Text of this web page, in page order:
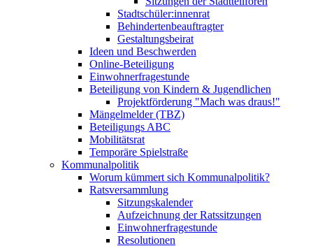
Stadtschüler:innenrat
Behindertenbeauftragter
Gestaltungsbeirat
Ideen und Beschwerden
Online-Beteiligung
Einwohnerfragestunde
Beteiligung von Kindern & Jugendlichen
Projektförderung "Mach was draus!"
Mängelmelder (TBZ)
Beteiligungs ABC
Mobilitätsrat
Temporäre Spielstraße
Kommunalpolitik
Worum kümmert sich Kommunalpolitik?
Ratsversammlung
Sitzungskalender
Aufzeichnung der Ratssitzungen
Einwohnerfragestunde
Resolutionen